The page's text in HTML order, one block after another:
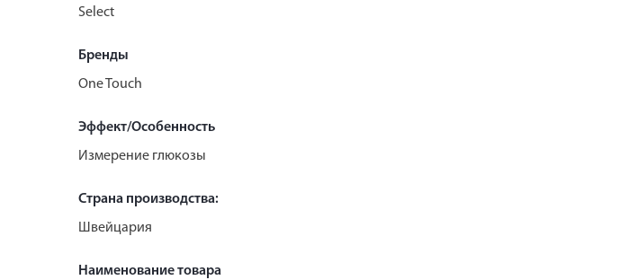
Select
Бренды
One Touch
Эффект/Особенность
Измерение глюкозы
Страна производства:
Швейцария
Наименование товара